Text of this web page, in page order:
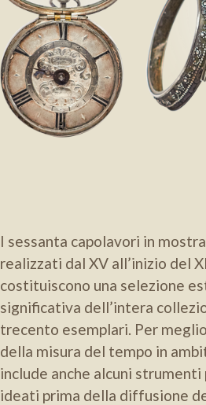
I sessanta capolavori in
realizzati dal XV all’inizio del
costituiscono una selezione
significativa dell’intera
trecento esemplari. Per
della misura del tempo in
include anche alcuni strumenti
ideati prima della diffusione